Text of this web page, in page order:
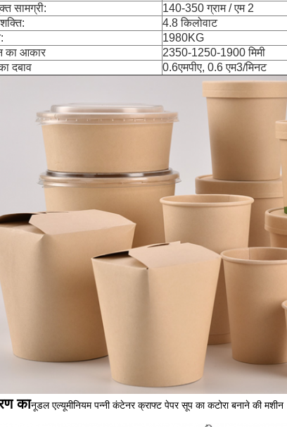
सामग्री:
140-350 ग्राम / एम 2
4.8 किलोवाट
1980KG
का आकार
2350-1250-1900 मिमी
दबाव
0.6एमपीए, 0.6 एम3/मिनट
कानूडल एल्यूमीनियम पन्नी कंटेनर क्राफ्ट पेपर सूप का कटोरा बनाने की मशीन